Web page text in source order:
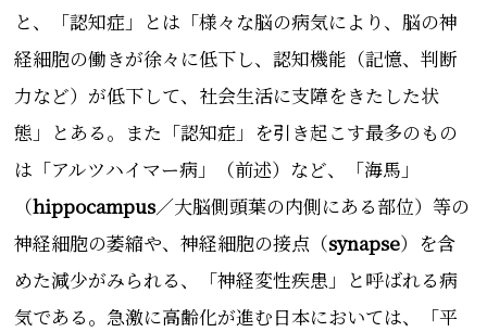
と、「認知症」とは「様々な脳の病気により、脳の神
経細胞の働きが徐々に低下し、認知機能（記憶、判断
力など）が低下して、社会生活に支障をきたした状
態」とある。また「認知症」を引き起こす最多のもの
は「アルツハイマー病」（前述）など、「海馬」
（hippocampus／大脳側頭葉の内側にある部位）等の
神経細胞の萎縮や、神経細胞の接点（synapse）を含
めた減少がみられる、「神経変性疾患」と呼ばれる病
気である。急激に高齢化が進む日本においては、「平